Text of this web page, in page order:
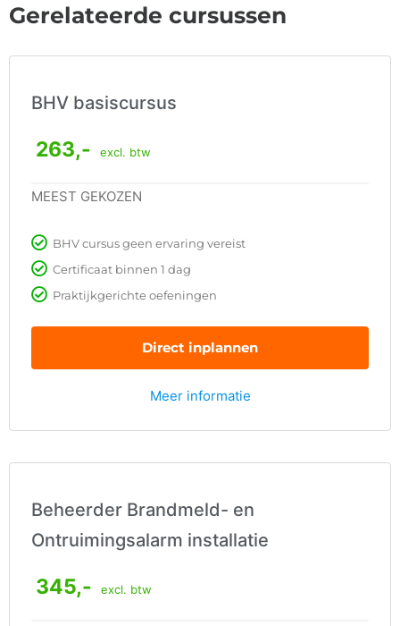
Gerelateerde cursussen
BHV basiscursus
263,- excl. btw
MEEST GEKOZEN
BHV cursus geen ervaring vereist
Certificaat binnen 1 dag
Praktijkgerichte oefeningen
Direct inplannen
Meer informatie
Beheerder Brandmeld- en
Ontruimingsalarm installatie
345,- excl. btw